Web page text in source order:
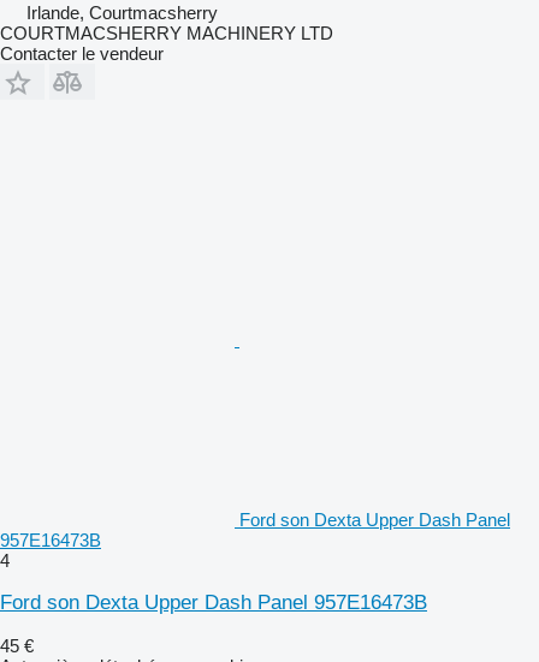
Irlande, Courtmacsherry
COURTMACSHERRY MACHINERY LTD
Contacter le vendeur
Ford son Dexta Upper Dash Panel
957E16473B
4
Ford son Dexta Upper Dash Panel 957E16473B
45 €